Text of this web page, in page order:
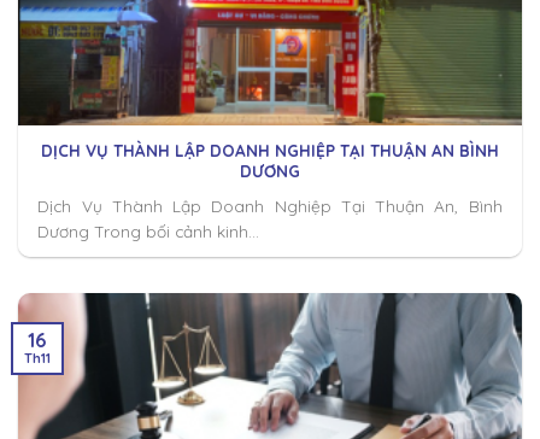
DỊCH VỤ THÀNH LẬP DOANH NGHIỆP TẠI THUẬN AN BÌNH
DƯƠNG
Dịch Vụ Thành Lập Doanh Nghiệp Tại Thuận An, Bình
Dương Trong bối cảnh kinh...
16
Th11